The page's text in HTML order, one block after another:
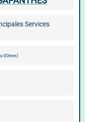
Services
00mn)